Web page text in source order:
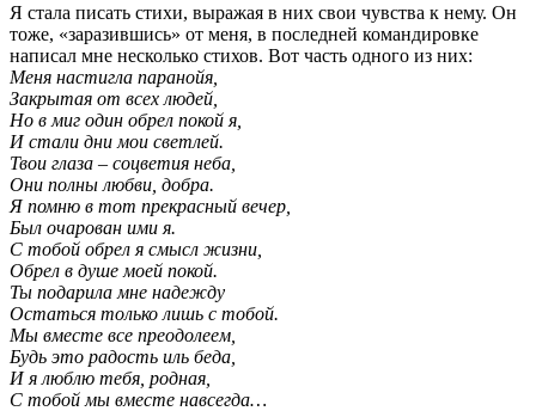
Я стала писать стихи, выражая в них свои чувства к нему. Он
тоже, «заразившись» от меня, в последней командировке
написал мне несколько стихов. Вот часть одного из них:
Меня настигла паранойя,
Закрытая от всех людей,
Но в миг один обрел покой я,
И стали дни мои светлей.
Твои глаза – соцветия неба,
Они полны любви, добра.
Я помню в тот прекрасный вечер,
Был очарован ими я.
С тобой обрел я смысл жизни,
Обрел в душе моей покой.
Ты подарила мне надежду
Остаться только лишь с тобой.
Мы вместе все преодолеем,
Будь это радость иль беда,
И я люблю тебя, родная,
С тобой мы вместе навсегда…